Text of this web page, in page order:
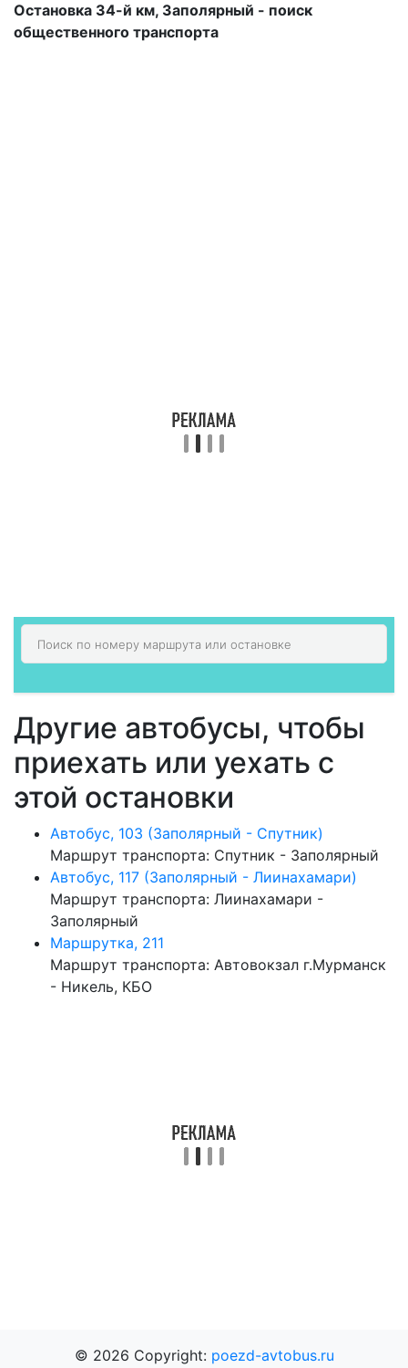
Остановка 34-й км, Заполярный - поиск
общественного транспорта
Другие автобусы, чтобы
приехать или уехать с
этой остановки
Автобус, 103 (Заполярный - Спутник)
Маршрут транспорта: Спутник - Заполярный
Автобус, 117 (Заполярный - Лиинахамари)
Маршрут транспорта: Лиинахамари -
Заполярный
Маршрутка, 211
Маршрут транспорта: Автовокзал г.Мурманск
- Никель, КБО
© 2026 Copyright: poezd-avtobus.ru